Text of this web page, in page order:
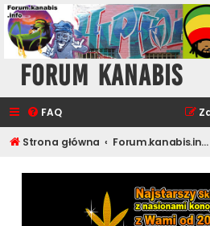
Forum Kanabis
FAQ
Strona główna Forum.kanabis.info - Ganja Tematy